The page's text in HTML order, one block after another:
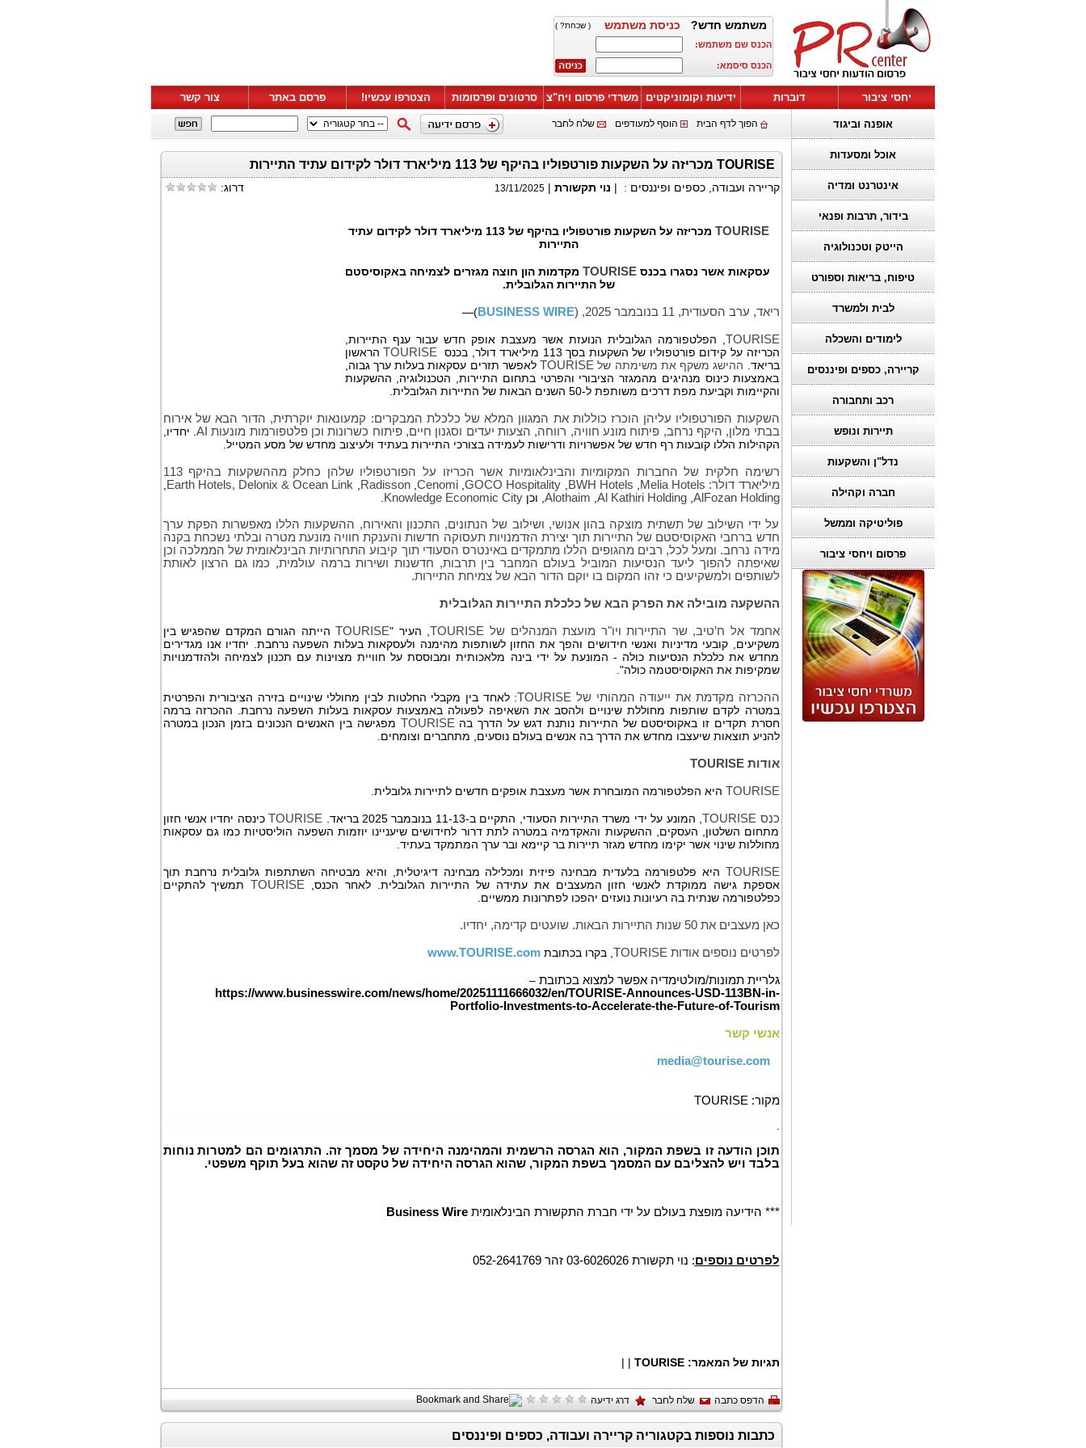
משתמש חדש? כניסת משתמש ( שכחת? )
הכנס שם משתמש:
הכנס סיסמא:
יחסי ציבור דוברות ידיעות וקומוניקטים משרדי פרסום ויח"צ סרטונים ופרסומות הצטרפו עכשיו! פרסם באתר צור קשר
אופנה וביגוד
אוכל ומסעדות
אינטרנט ומדיה
בידור, תרבות ופנאי
הייטק וטכנולוגיה
טיפוח, בריאות וספורט
לבית ולמשרד
לימודים והשכלה
קריירה, כספים ופיננסים
רכב ותחבורה
תיירות ונופש
נדל"ן והשקעות
חברה וקהילה
פוליטיקה וממשל
פרסום ויחסי ציבור
הפוך לדף הבית הוסף למעודפים שלח לחבר
TOURISE מכריזה על השקעות פורטפוליו בהיקף של 113 מיליארד דולר לקידום עתיד התיירות
קריירה ועבודה, כספים ופיננסים :
| נוי תקשורת |
13/11/2025 דרוג:
TOURISE
מכריזה על השקעות פורטפוליו בהיקף של 113 מיליארד דולר לקידום עתיד
התיירות
עסקאות אשר נסגרו בכנסTOURISE מקדמות הון חוצה מגזרים לצמיחה באקוסיסטם
של התיירות הגלובלית.
ריאד, ערב הסעודית, 11 בנובמבר 2025, ( BUSINESS WIRE
)—
TOURISE , הפלטפורמה הגלובלית הנועזת אשר מעצבת אופק חדש עבור ענף התיירות,
הכריזה על קידום פורטפוליו של השקעות בסך 113 מיליארד דולר, בכנס
TOURISE הראשון
בריאד.
ההישג משקף את משימתה של TOURISE לאפשר תזרים עסקאות בעלות ערך גבוה,
באמצעות כינוס מנהיגים מהמגזר הציבורי והפרטי בתחום התיירות, הטכנולוגיה, ההשקעות
והקיימות וקביעת מפת דרכים משותפת ל-50 השנים הבאות של התיירות הגלובלית.
השקעות הפורטפוליו עליהן הוכרז כוללות את המגוון המלא של כלכלת המבקרים: קמעונאות יוקרתית, הדור הבא של אירוח
בבתי מלון, היקף נרחב, פיתוח מונע חוויה, רווחה, הצעות יעדים וסגנון חיים, פיתוח כשרונות וכן פלטפורמות מונעות AI . יחדיו,
הקהילות הללו קובעות רף חדש של אפשרויות ודרישות לעמידה בצורכי התיירות בעתיד ולעיצוב מחדש של מסע המטייל.
רשימה חלקית של החברות המקומיות והבינלאומיות אשר הכריזו על הפורטפוליו שלהן כחלק מההשקעות בהיקף 113
מיליארד דולר: Melia Hotels
BWH Hotels
GOCO Hospitality
, ‏
Cenomi
, ‏
Radisson
Earth Hotels, Delonix & Ocean Link
‏
AlFozan Holding
, ‏
Al Kathiri Holding
Alothaim , ‏וכןKnowledge Economic City
על ידי השילוב של תשתית מוצקה בהון אנושי, ושילוב של הנתונים, התכנון והאירוח, ההשקעות הללו מאפשרות הפקת ערך
חדש ברחבי האקוסיסטם של התיירות תוך יצירת הזדמנויות תעסוקה חדשות והענקת חוויה מונעת מטרה ובלתי נשכחת בקנה
מידה נרחב. ומעל לכל, רבים מהגופים הללו מתמקדים באינטרס הסעודי תוך קיבוע התחרותיות הבינלאומית של הממלכה וכן
שאיפתה להפוך ליעד הנסיעות המוביל בעולם המחבר בין תרבות, חדשנות ושירות ברמה עולמית, כמו גם הרצון לאותת
לשותפים ולמשקיעים כי זהו המקום בו יוקם הדור הבא של צמיחת התיירות.
ההשקעה מובילה את הפרק הבא של כלכלת התיירות הגלובלית
אחמד אל ח’טיב, שר התיירות ויו"ר מועצת המנהלים של TOURISE, העיר "TOURISE הייתה הגורם המקדם שהפגיש בין
משקיעים, קובעי מדיניות ואנשי חידושים והפך את החזון לשותפות מהימנה ולעסקאות בעלות השפעה נרחבת. יחדיו אנו מגדירים
מחדש את כלכלת הנסיעות כולה - המונעת על ידי בינה מלאכותית ומבוססת על חוויית מצוינות עם תכנון לצמיחה ולהזדמנויות
שמקיפות את האקוסיסטמה כולה".
ההכרזה מקדמת את ייעודה המהותי של TOURISE: לאחד בין מקבלי החלטות לבין מחוללי שינויים בזירה הציבורית והפרטית
במטרה לקדם שותפות מחוללת שינויים ולהסב את השאיפה לפעולה באמצעות עסקאות בעלות השפעה נרחבת. ההכרזה ברמה
חסרת תקדים זו באקוסיסטם של התיירות נותנת דגש על הדרך בהTOURISE מפגישה בין האנשים הנכונים בזמן הנכון במטרה
להניע תוצאות שיעצבו מחדש את הדרך בה אנשים בעולם נוסעים, מתחברים וצומחים.
אודותTOURISE
TOURISE היא הפלטפורמה המובחרת אשר מעצבת אופקים חדשים לתיירות גלובלית.
כנס TOURISE, המונע על ידי משרד התיירות הסעודי, התקיים ב-11-13 בנובמבר 2025 בריאד. TOURISE כינסה יחדיו אנשי חזון
מתחום השלטון, העסקים, ההשקעות והאקדמיה במטרה לתת דרור לחידושים שיעניינו יוזמות השפעה הוליסטיות כמו גם עסקאות
מחוללות שינוי אשר יקימו מחדש מגזר תיירות בר קיימא ובר ערך המתמקד בעתיד.
TOURISE היא פלטפורמה בלעדית מבחינה פיזית ומכלילה מבחינה דיגיטלית, והיא מבטיחה השתתפות גלובלית נרחבת תוך
אספקת גישה ממוקדת לאנשי חזון המעצבים את עתידה של התיירות הגלובלית. לאחר הכנס, TOURISE תמשיך להתקיים
כפלטפורמה שנתית בה רעיונות נועזים יהפכו לפתרונות ממשיים.
כאן מעצבים את 50 שנות התיירות הבאות. שועטים קדימה, יחדיו.
לפרטים נוספים אודות TOURISE , בקרו בכתובתwww.TOURISE.com
גלריית תמונות/מולטימדיה אפשר למצוא בכתובת –
https://www.businesswire.com/news/home/20251111666032/en/TOURISE-Announces-USD-113BN-in-
Portfolio-Investments-to-Accelerate-the-Future-of-Tourism
אנשי קשר
media@tourise.com
מקור:TOURISE
.
תוכן הודעה זו בשפת המקור, הוא הגרסה הרשמית והמהימנה היחידה של מסמך זה. התרגומים הם למטרות נוחות
בלבד ויש להצליבם עם המסמך בשפת המקור, שהוא הגרסה היחידה של טקסט זה שהוא בעל תוקף משפטי.
*** הידיעה מופצת בעולם על ידי חברת התקשורת הבינלאומיתBusiness Wire
לפרטים נוספים: נוי תקשורת 03-6026026 זהר 052-2641769
תגיות של המאמר: TOURISE
|
|
הדפס כתבה שלח לחבר דרג ידיעה
כתבות נוספות בקטגוריה קריירה ועבודה, כספים ופיננסים